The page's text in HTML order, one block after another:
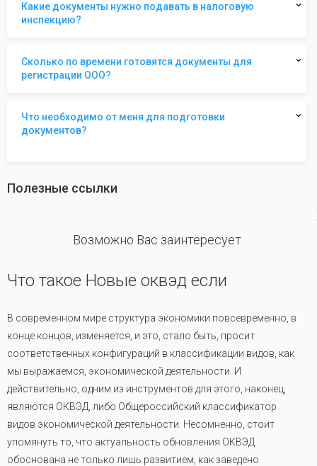
Какие документы нужно подавать в налоговую
инспекцию?
Сколько по времени готовятся документы для
регистрации ООО?
Что необходимо от меня для подготовки
документов?
Полезные ссылки
Возможно Вас заинтересует
Что такое Новые оквэд если
В современном мире структура экономики повсевременно, в
конце концов, изменяется, и это, стало быть, просит
соответственных конфигураций в классификации видов, как
мы выражаемся, экономической деятельности. И
действительно, одним из инструментов для этого, наконец,
являются ОКВЭД, либо Общероссийский классификатор
видов экономической деятельности. Несомненно, стоит
упомянуть то, что актуальность обновления ОКВЭД
обоснована не только лишь развитием, как заведено